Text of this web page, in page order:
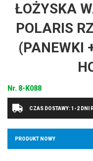
ŁOŻYSKA
POLARIS
(PANEWKI
Nr. 8-K088
CZAS DOSTAWY: 1-2 DNI
PRODUKT NOWY